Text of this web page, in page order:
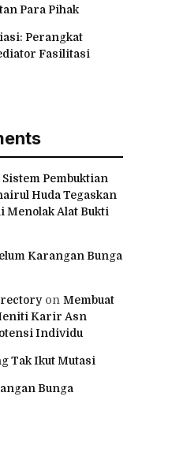
Para Pihak
Perangkat
Fasilitasi
Sistem Pembuktian
Huda Tegaskan
Menolak Alat Bukti
Karangan Bunga
on Membuat
Karir Asn
Individu
Tak Ikut Mutasi
Bunga